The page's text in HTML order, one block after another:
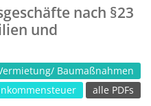
nach §23
und
Baumaßnahmen
alle PDFs